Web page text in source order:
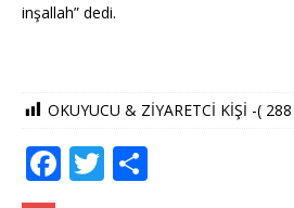
inşallah” dedi.
OKUYUCU & ZİYARETCİ KİŞİ -( 288
F T